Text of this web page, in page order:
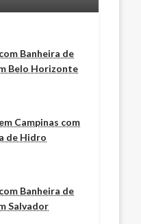
Banheira de
Belo Horizonte
Campinas com
de Hidro
Banheira de
Salvador